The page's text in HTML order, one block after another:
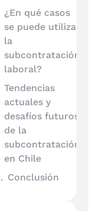
¿En qué casos
se puede utilizar
la
subcontratación
laboral?
Tendencias
actuales y
desafíos futuros
de la
subcontratación
en Chile
Conclusión